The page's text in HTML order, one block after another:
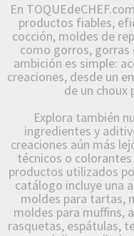
En
productos fiables,
cocción, moldes de
como gorros, gorras
ambición es simple:
creaciones, desde un
de un
Explora también
ingredientes y
creaciones aún más
técnicos o
productos utilizados
catálogo incluye una
moldes para tartas,
moldes para muffins,
rasquetas, espátulas,